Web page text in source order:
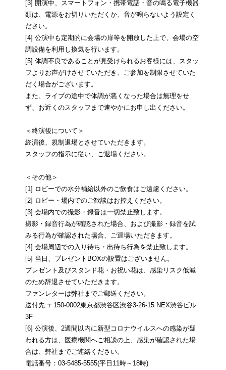
[3] 開演中、スマートフォン・携帯電話・音の鳴る電子機器
類は、電源をお切りいただくか、音が鳴らないよう設定く
ださい。
[4] 公演中も定期的に会場の扉等を開放した上で、会場の空
調設備を利用し換気を行います。
[5] 体調不良であることが見受けられるお客様には、スタッ
フよりお声がけさせていただき、ご参加を制限させていた
だく場合がございます。
また、ライブの途中で体調が悪くなった場合は無理をせ
ず、お近くのスタッフまで速やかにお申し出ください。
＜終演後について＞
終演後、規制退場とさせていただきます。
スタッフの指示に従い、ご退場ください。
＜その他＞
[1] ロビーでの水分補給以外のご飲食はご遠慮ください。
[2] ロビー・場内でのご歓談はお控えください。
[3] 会場内での撮影・録音は一切禁止致します。
撮影・録音行為が確認された場合、および撮影・録音を試
みる行為が確認された場合、ご退場いただきます。
[4] 会場周辺での入り待ち・出待ち行為を禁止致します。
[5] 当日、プレゼントBOXの設置はございません。
プレゼント及びスタンド花・お祝い花は、感染リスク低減
のため辞退させていただきます。
ファンレターは弊社までご郵送ください。
送付先:〒150-0002東京都渋谷区渋谷3-26-15 NEX渋谷ビル
3F
[6] 公演後、2週間以内に新型コロナウイルスへの感染が疑
われる方は、医療機関へご相談の上、感染が確認された場
合は、弊社までご連絡ください。
電話番号：03-5485-5555(平日11時～18時)